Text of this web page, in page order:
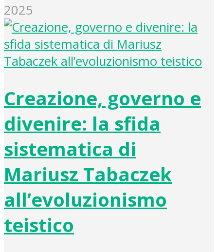
2025
Creazione, governo e
divenire: la sfida
sistematica di
Mariusz Tabaczek
all’evoluzionismo
teistico